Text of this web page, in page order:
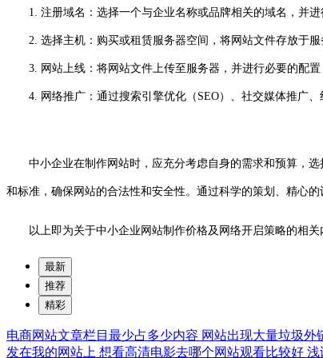
1. 注册域名：选择一个与企业名称或品牌相关的域名，并进
2. 选择主机：购买或租赁服务器空间，将网站文件存放于服
3. 网站上线：将网站文件上传至服务器，并进行必要的配置
4. 网络推广：通过搜索引擎优化（SEO）、社交媒体推广、
中小企业在制作网站时，应充分考虑自身的需求和预算，选
和标准，确保网站的合法性和安全性。通过科学的策划、精心
以上即为关于中小企业网站制作价格及网络开启策略的相
最新
推荐
精彩
电商网站文章栏目最少占多少内容 网站出现大量垃圾外
发在我的网站上 想看高清电影去哪个网站观看比较好 浅